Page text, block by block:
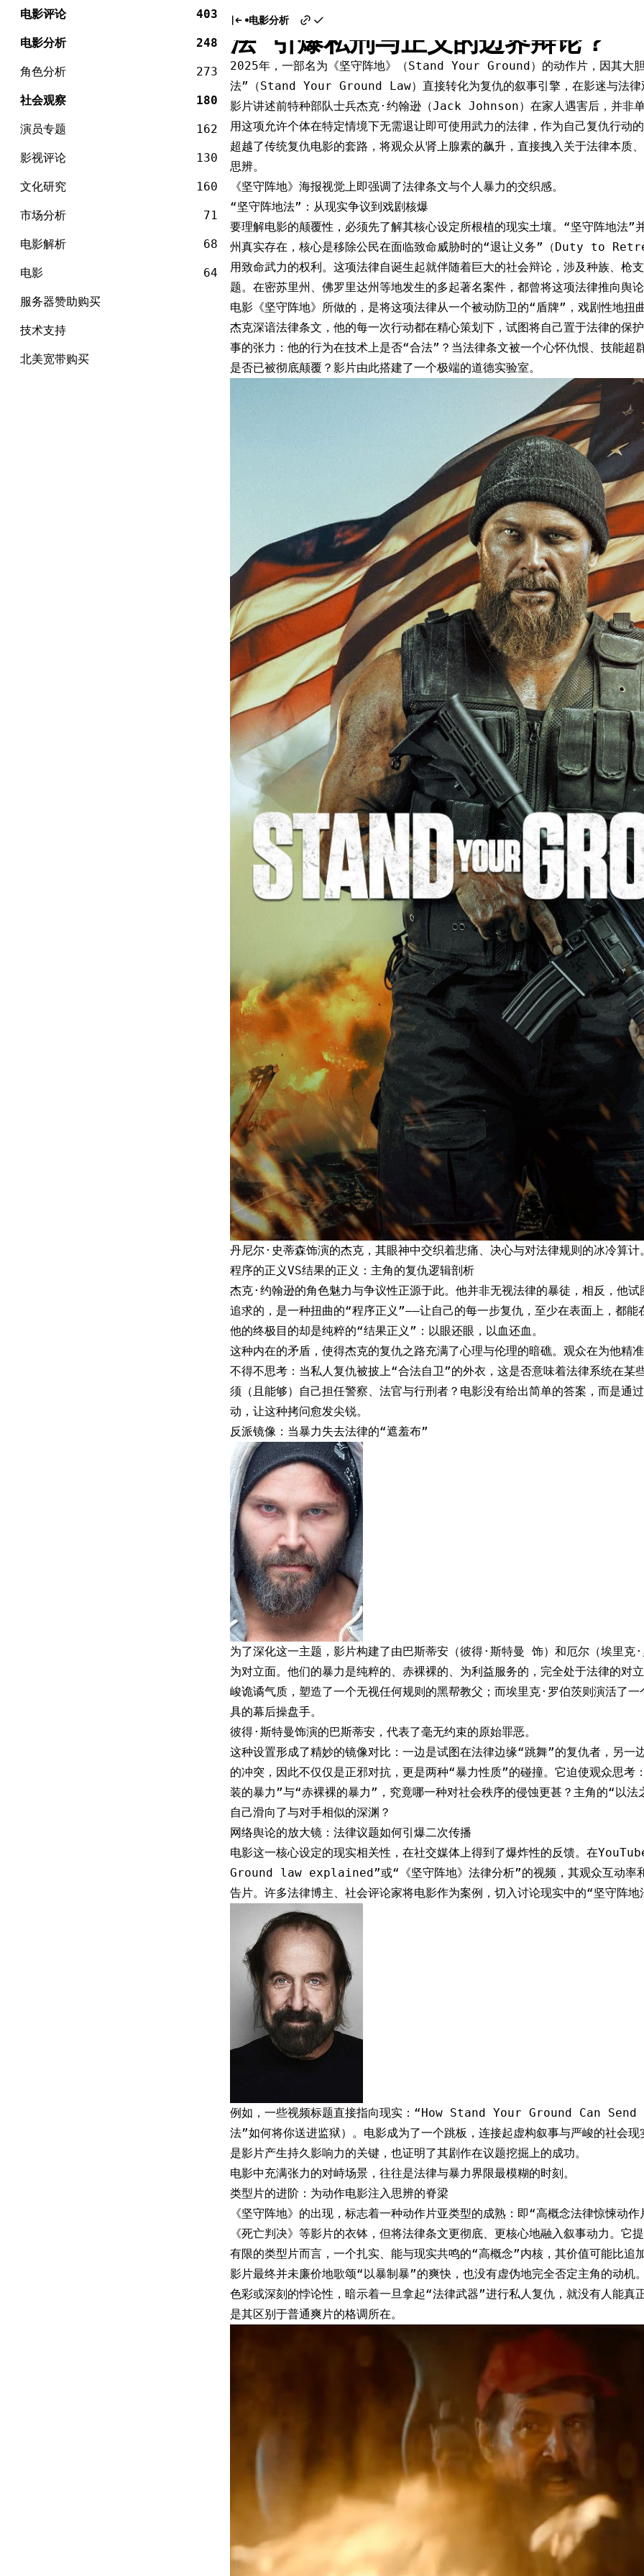
Skip
content
电影评论 403
电影分析 248
角色分析 273
社会观察 180
演员专题 162
影视评论 130
文化研究 160
市场分析 71
电影解析 68
电影 64
服务器赞助购买
技术支持
北美宽带购买
电影分析
当法律成为武器：《坚守阵地》如
法”引爆私刑与正义的边界辩论？
2025年，一部名为《坚守阵地》（Stand Your Ground）的动作片，因其大
法”（Stand Your Ground Law）直接转化为复仇的叙事引擎，在影迷与法律
影片讲述前特种部队士兵杰克·约翰逊（Jack Johnson）在家人遇害后，并非
用这项允许个体在特定情境下无需退让即可使用武力的法律，作为自己复仇行动
超越了传统复仇电影的套路，将观众从肾上腺素的飙升，直接拽入关于法律本质
思辨。
《坚守阵地》海报视觉上即强调了法律条文与个人暴力的交织感。
“坚守阵地法”：从现实争议到戏剧核爆
要理解电影的颠覆性，必须先了解其核心设定所根植的现实土壤。“坚守阵地法”
州真实存在，核心是移除公民在面临致命威胁时的“退让义务”（Duty to
用致命武力的权利。这项法律自诞生起就伴随着巨大的社会辩论，涉及种族、枪
题。在密苏里州、佛罗里达州等地发生的多起著名案件，都曾将这项法律推向舆
电影《坚守阵地》所做的，是将这项法律从一个被动防卫的“盾牌”，戏剧性地扭
杰克深谙法律条文，他的每一次行动都在精心策划下，试图将自己置于法律的保
事的张力：他的行为在技术上是否“合法”？当法律条文被一个心怀仇恨、技能超
是否已被彻底颠覆？影片由此搭建了一个极端的道德实验室。
丹尼尔·史蒂森饰演的杰克，其眼神中交织着悲痛、决心与对法律规则的冰冷算计
程序的正义VS结果的正义：主角的复仇逻辑剖析
杰克·约翰逊的角色魅力与争议性正源于此。他并非无视法律的暴徒，相反，他
追求的，是一种扭曲的“程序正义”——让自己的每一步复仇，至少在表面上，都能
他的终极目的却是纯粹的“结果正义”：以眼还眼，以血还血。
这种内在的矛盾，使得杰克的复仇之路充满了心理与伦理的暗礁。观众在为他精
不得不思考：当私人复仇被披上“合法自卫”的外衣，这是否意味着法律系统在某
须（且能够）自己担任警察、法官与行刑者？电影没有给出简单的答案，而是通
动，让这种拷问愈发尖锐。
反派镜像：当暴力失去法律的“遮羞布”
为了深化这一主题，影片构建了由巴斯蒂安（彼得·斯特曼 饰）和厄尔（埃里克
为对立面。他们的暴力是纯粹的、赤裸裸的、为利益服务的，完全处于法律的对
峻诡谲气质，塑造了一个无视任何规则的黑帮教父；而埃里克·罗伯茨则演活了
具的幕后操盘手。
彼得·斯特曼饰演的巴斯蒂安，代表了毫无约束的原始罪恶。
这种设置形成了精妙的镜像对比：一边是试图在法律边缘“跳舞”的复仇者，另一
的冲突，因此不仅仅是正邪对抗，更是两种“暴力性质”的碰撞。它迫使观众思考
装的暴力”与“赤裸裸的暴力”，究竟哪一种对社会秩序的侵蚀更甚？主角的“以法
自己滑向了与对手相似的深渊？
网络舆论的放大镜：法律议题如何引爆二次传播
电影这一核心设定的现实相关性，在社交媒体上得到了爆炸性的反馈。在
Ground law explained”或“《坚守阵地》法律分析”的视频，其观众互动率
告片。许多法律博主、社会评论家将电影作为案例，切入讨论现实中的“坚守阵地
例如，一些视频标题直接指向现实：“How Stand Your Ground Can
法”如何将你送进监狱）。电影成为了一个跳板，连接起虚构叙事与严峻的社会
是影片产生持久影响力的关键，也证明了其剧作在议题挖掘上的成功。
电影中充满张力的对峙场景，往往是法律与暴力界限最模糊的时刻。
类型片的进阶：为动作电影注入思辨的脊梁
《坚守阵地》的出现，标志着一种动作片亚类型的成熟：即“高概念法律惊悚动
《死亡判决》等影片的衣钵，但将法律条文更彻底、更核心地融入叙事动力。它
有限的类型片而言，一个扎实、能与现实共鸣的“高概念”内核，其价值可能比追
影片最终并未廉价地歌颂“以暴制暴”的爽快，也没有虚伪地完全否定主角的动机
色彩或深刻的悖论性，暗示着一旦拿起“法律武器”进行私人复仇，就没有人能真
是其区别于普通爽片的格调所在。